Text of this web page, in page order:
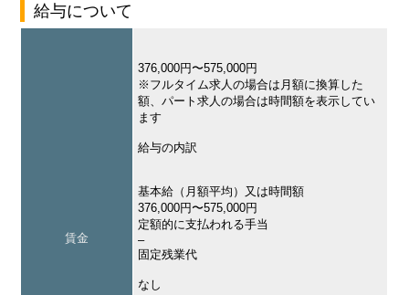
給与について
賃金
376,000円〜575,000円
※フルタイム求人の場合は月額に換算した
額、パート求人の場合は時間額を表示してい
ます
給与の内訳
基本給（月額平均）又は時間額
376,000円〜575,000円
定額的に支払われる手当
–
固定残業代
なし